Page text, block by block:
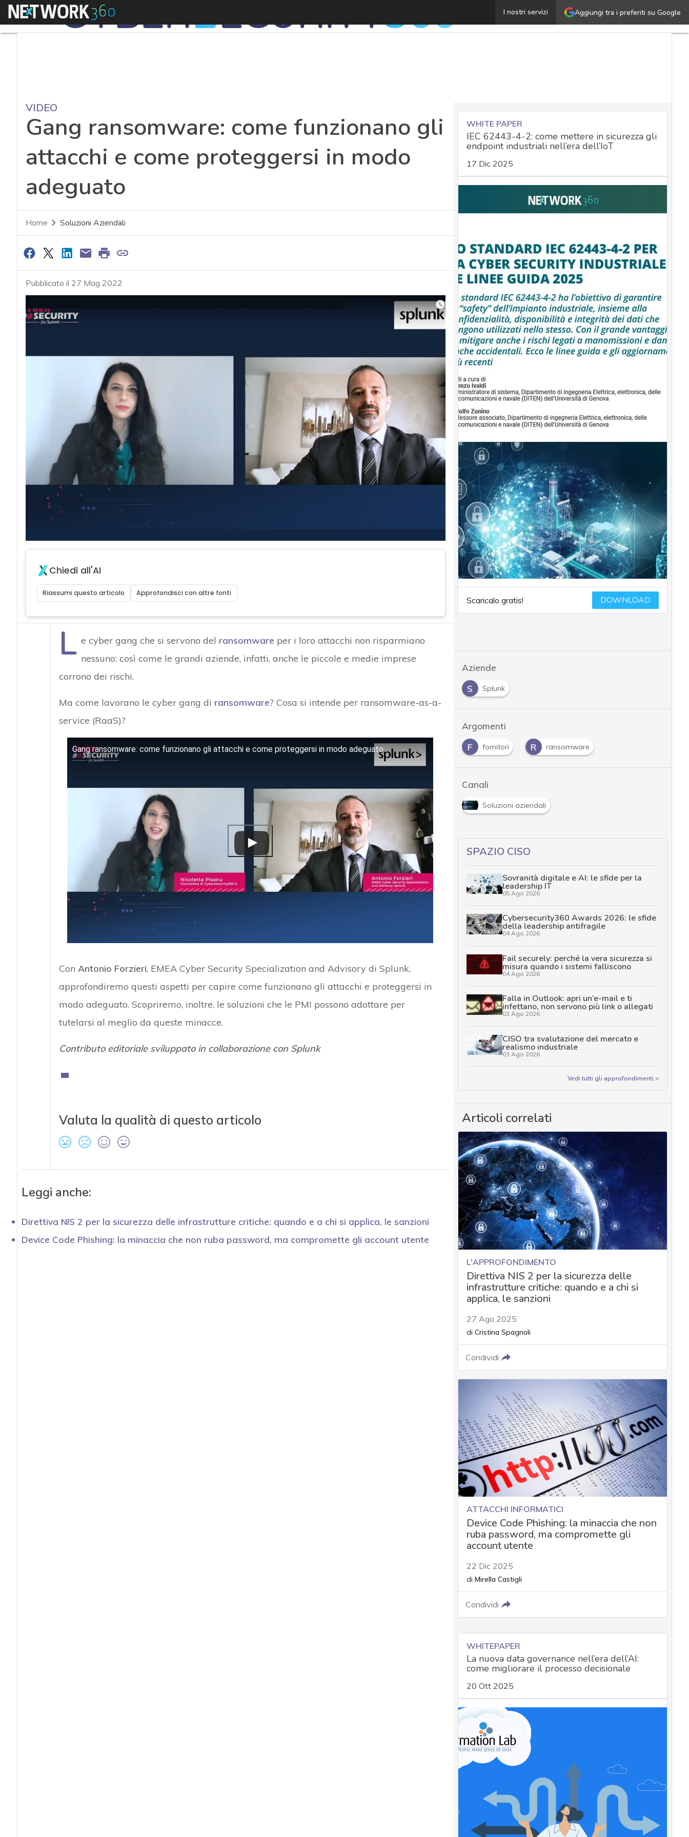
Aggiungi tra i preferiti su Google
I nostri servizi
Menu Gang ransomware: come funzionano gli attacchi e
VIDEO
Gang ransomware: come funzionano gli
attacchi e come proteggersi in modo
adeguato
Home Soluzioni Aziendali
Pubblicato il 27 Mag 2022
Chiedi all'AI
Riassumi questo articolo Approfondisci con altre fonti
L e cyber gang che si servono del ransomware per i loro attacchi non risparmiano
nessuno: così come le grandi aziende, infatti, anche le piccole e medie imprese
corrono dei rischi.
Ma come lavorano le cyber gang di ransomware? Cosa si intende per ransomware-as-a-
service (RaaS)?
Gang ransomware: come funzionano gli attacchi e come proteggersi in modo adeguato
Con Antonio Forzieri, EMEA Cyber Security Specialization and Advisory di Splunk,
approfondiremo questi aspetti per capire come funzionano gli attacchi e proteggersi in
modo adeguato. Scopriremo, inoltre, le soluzioni che le PMI possono adottare per
tutelarsi al meglio da queste minacce.
Contributo editoriale sviluppato in collaborazione con Splunk
Valuta la qualità di questo articolo
Leggi anche:
Direttiva NIS 2 per la sicurezza delle infrastrutture critiche: quando e a chi si applica, le sanzioni
Device Code Phishing: la minaccia che non ruba password, ma compromette gli account utente
WHITE PAPER
IEC 62443-4-2: come mettere in sicurezza gli
endpoint industriali nell’era dell’IoT
17 Dic 2025
Scaricalo gratis! DOWNLOAD
Aziende
S
Splunk
Argomenti
F
fornitori R ransomware
Canali
Soluzioni aziendali
SPAZIO CISO
Sovranità digitale e AI: le sfide per la
leadership IT
05 Ago 2026
Cybersecurity360 Awards 2026: le sfide
della leadership antifragile
04 Ago 2026
Fail securely: perché la vera sicurezza si
misura quando i sistemi falliscono
04 Ago 2026
Falla in Outlook: apri un’e-mail e ti
infettano, non servono più link o allegati
03 Ago 2026
CISO tra svalutazione del mercato e
realismo industriale
03 Ago 2026
Vedi tutti gli approfondimenti >
Articoli correlati
L'APPROFONDIMENTO
Direttiva NIS 2 per la sicurezza delle
infrastrutture critiche: quando e a chi si
applica, le sanzioni
27 Ago 2025
di Cristina Spagnoli
Condividi
ATTACCHI INFORMATICI
Device Code Phishing: la minaccia che non
ruba password, ma compromette gli
account utente
22 Dic 2025
di Mirella Castigli
Condividi
WHITEPAPER
La nuova data governance nell’era dell’AI:
come migliorare il processo decisionale
20 Ott 2025